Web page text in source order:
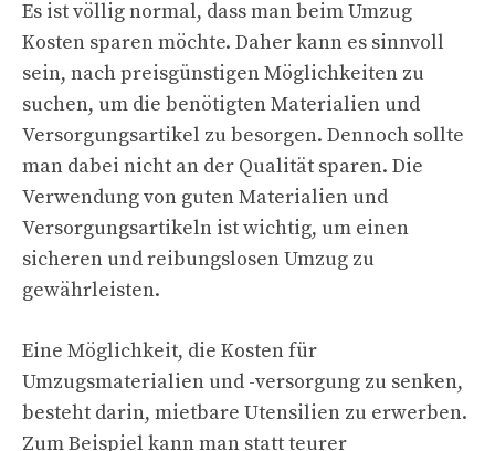
Es ist völlig normal, dass man beim Umzug
Kosten sparen möchte. Daher kann es sinnvoll
sein, nach preisgünstigen Möglichkeiten zu
suchen, um die benötigten Materialien und
Versorgungsartikel zu besorgen. Dennoch sollte
man dabei nicht an der Qualität sparen. Die
Verwendung von guten Materialien und
Versorgungsartikeln ist wichtig, um einen
sicheren und reibungslosen Umzug zu
gewährleisten.
Eine Möglichkeit, die Kosten für
Umzugsmaterialien und -versorgung zu senken,
besteht darin, mietbare Utensilien zu erwerben.
Zum Beispiel kann man statt teurer